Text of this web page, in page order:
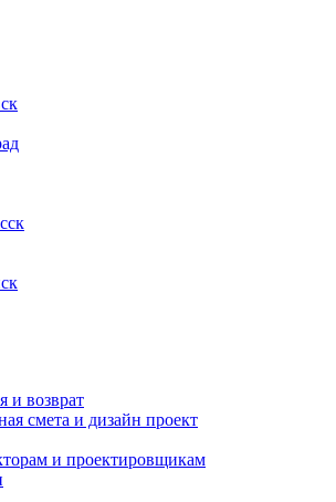
и возврат
смета и дизайн проект
и проектировщикам